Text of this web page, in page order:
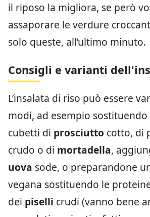
il riposo la migliora, se però
assaporare le verdure
solo queste, all’ultimo minuto.
Consigli e varianti
L’insalata di riso può essere
modi, ad esempio
cubetti di prosciutto cotto, di
crudo o di mortadella,
uova sode, o preparandone
vegana sostituendo le
dei piselli crudi (vanno bene